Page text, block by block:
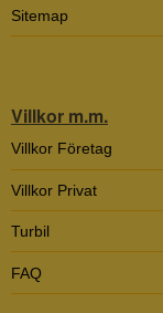
Sitemap
Villkor m.m.
Villkor Företag
Villkor Privat
Turbil
FAQ